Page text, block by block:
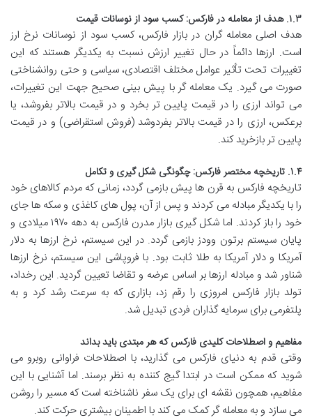
۱.۳. هدف از معامله در فارکس: کسب سود از نوسانات قیمت
هدف اصلی معامله گران در بازار فارکس، کسب سود از نوسانات نرخ ارز
است. ارزها دائماً در حال تغییر ارزش نسبت به یکدیگر هستند که این
تغییرات تحت تأثیر عوامل مختلف اقتصادی، سیاسی و حتی روانشناختی
صورت می گیرد. یک معامله گر با پیش بینی صحیح جهت این تغییرات،
می تواند ارزی را در قیمت پایین تر بخرد و در قیمت بالاتر بفروشد، یا
برعکس، ارزی را در قیمت بالاتر بفردوشد (فروش استقراضی) و در قیمت
پایین تر بازخرید کند.
۱.۴. تاریخچه مختصر فارکس: چگونگی شکل گیری و تکامل
تاریخچه فارکس به قرن ها پیش بازمی گردد، زمانی که مردم کالاهای خود
را با یکدیگر مبادله می کردند و پس از آن، پول های کاغذی و سکه ها جای
خود را باز کردند. اما شکل گیری بازار مدرن فارکس به دهه ۱۹۷۰ میلادی و
پایان سیستم برتون وودز بازمی گردد. در این سیستم، نرخ ارزها به دلار
آمریکا و دلار آمریکا به طلا ثابت بود. با فروپاشی این سیستم، نرخ ارزها
شناور شد و مبادله ارزها بر اساس عرضه و تقاضا تعیین گردید. این رخداد،
تولد بازار فارکس امروزی را رقم زد، بازاری که به سرعت رشد کرد و به
پلتفرمی برای سرمایه گذاران فردی تبدیل شد.
مفاهیم و اصطلاحات کلیدی فارکس که هر مبتدی باید بداند
وقتی قدم به دنیای فارکس می گذارید، با اصطلاحات فراوانی روبرو می
شوید که ممکن است در ابتدا گیج کننده به نظر برسند. اما آشنایی با این
مفاهیم، همچون نقشه ای برای یک سفر ناشناخته است که مسیر را روشن
می سازد و به معامله گر کمک می کند با اطمینان بیشتری حرکت کند.